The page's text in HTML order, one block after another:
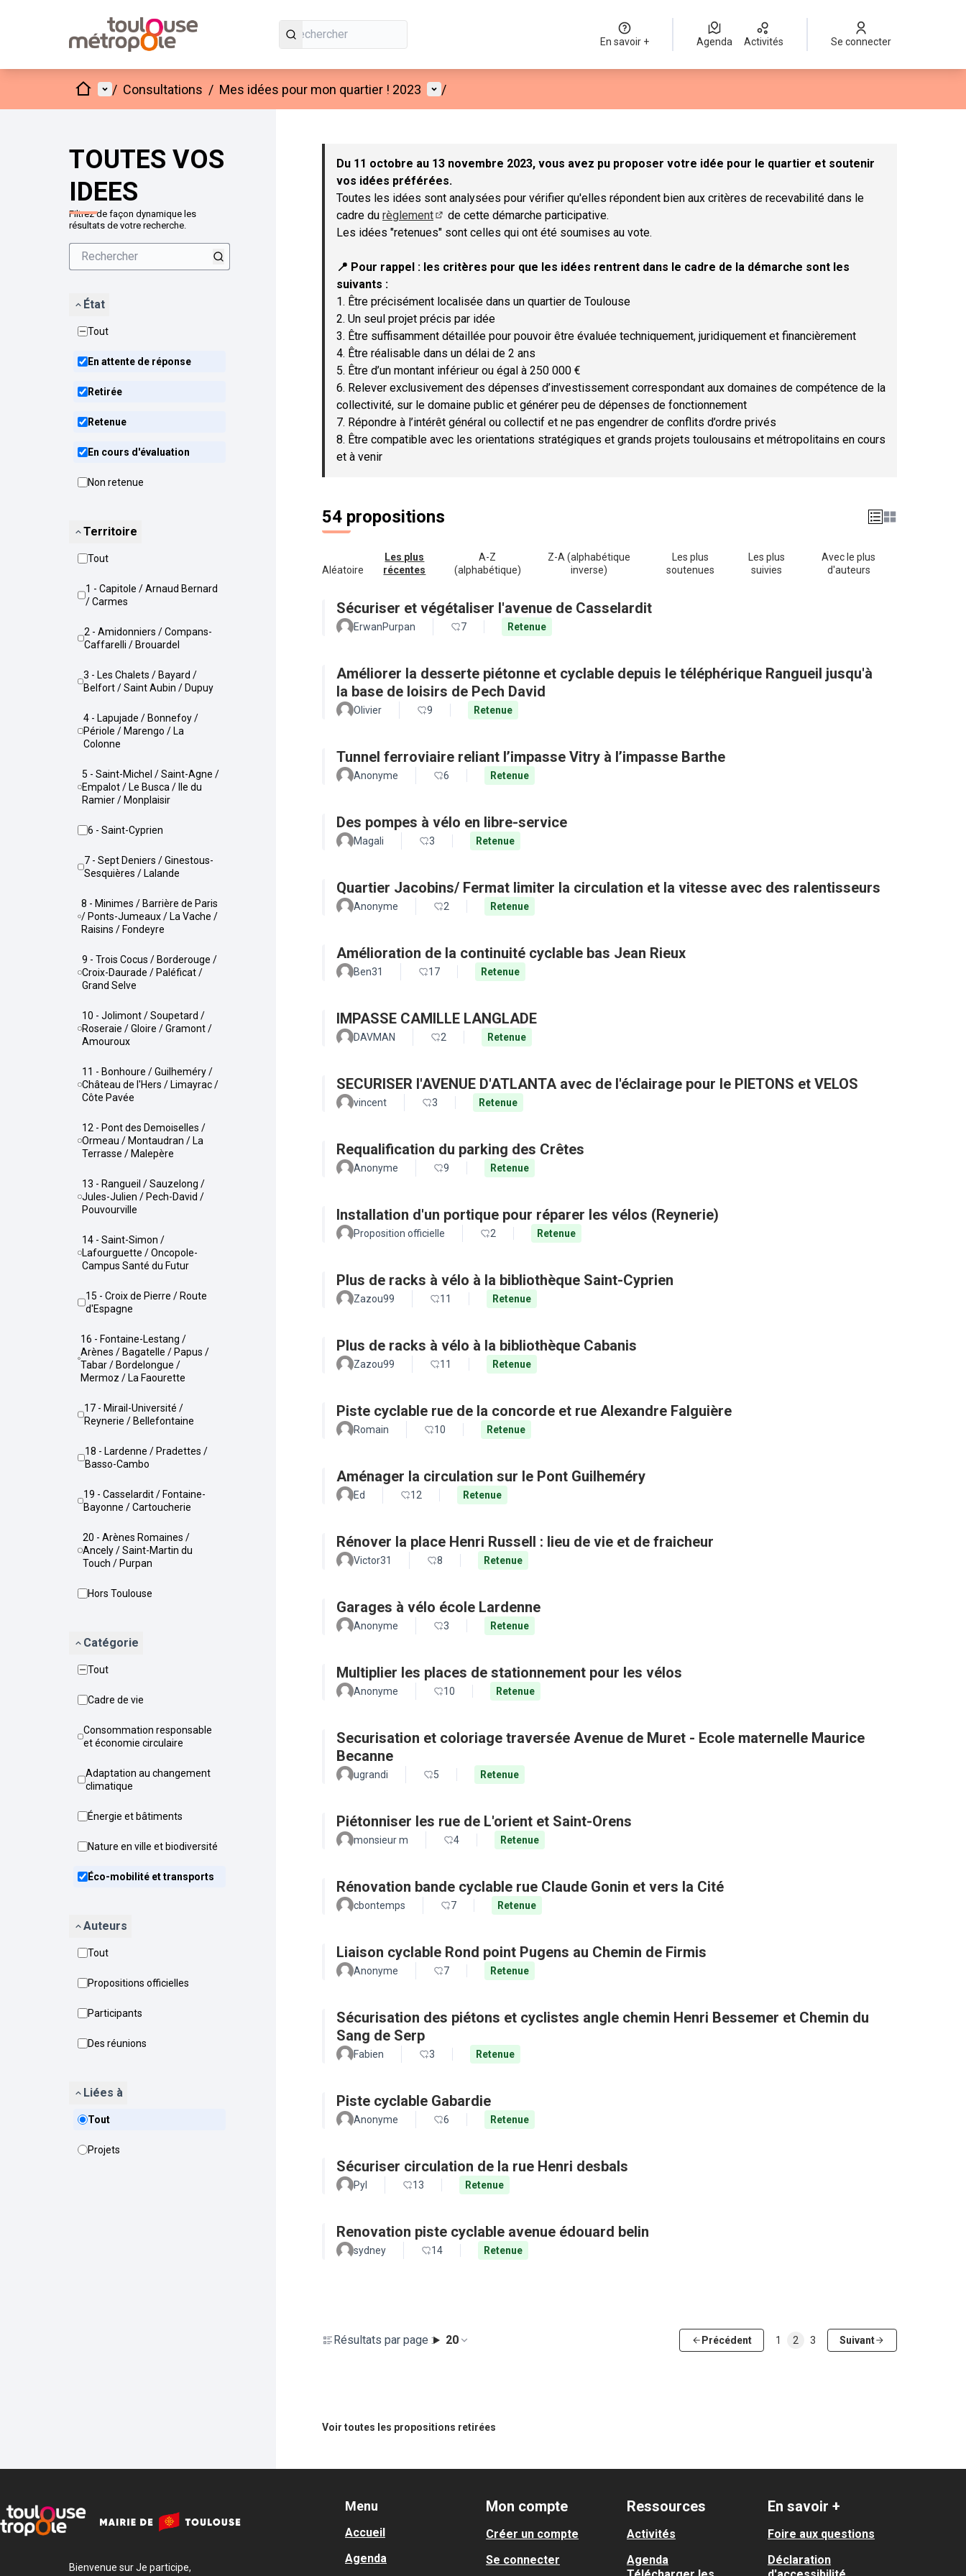
En savoir + Agenda Activités Se connecter
AccueilMenu principal
/ Consultations / Mes idées pour mon quartier ! 2023 Menu utilisateur
/
TOUTES VOS
IDEES
Filtrez de façon dynamique les
résultats de votre recherche.
État
Tout
En attente de réponse
Retirée
Retenue
En cours d'évaluation
Non retenue
Territoire
Tout
1 - Capitole / Arnaud Bernard
/ Carmes
2 - Amidonniers / Compans-
Caffarelli / Brouardel
3 - Les Chalets / Bayard /
Belfort / Saint Aubin / Dupuy
4 - Lapujade / Bonnefoy /
Périole / Marengo / La
Colonne
5 - Saint-Michel / Saint-Agne /
Empalot / Le Busca / Ile du
Ramier / Monplaisir
6 - Saint-Cyprien
7 - Sept Deniers / Ginestous-
Sesquières / Lalande
8 - Minimes / Barrière de Paris
/ Ponts-Jumeaux / La Vache /
Raisins / Fondeyre
9 - Trois Cocus / Borderouge /
Croix-Daurade / Paléficat /
Grand Selve
10 - Jolimont / Soupetard /
Roseraie / Gloire / Gramont /
Amouroux
11 - Bonhoure / Guilheméry /
Château de l'Hers / Limayrac /
Côte Pavée
12 - Pont des Demoiselles /
Ormeau / Montaudran / La
Terrasse / Malepère
13 - Rangueil / Sauzelong /
Jules-Julien / Pech-David /
Pouvourville
14 - Saint-Simon /
Lafourguette / Oncopole-
Campus Santé du Futur
15 - Croix de Pierre / Route
d'Espagne
16 - Fontaine-Lestang /
Arènes / Bagatelle / Papus /
Tabar / Bordelongue /
Mermoz / La Faourette
17 - Mirail-Université /
Reynerie / Bellefontaine
18 - Lardenne / Pradettes /
Basso-Cambo
19 - Casselardit / Fontaine-
Bayonne / Cartoucherie
20 - Arènes Romaines /
Ancely / Saint-Martin du
Touch / Purpan
Hors Toulouse
Catégorie
Tout
Cadre de vie
Consommation responsable
et économie circulaire
Adaptation au changement
climatique
Énergie et bâtiments
Nature en ville et biodiversité
Éco-mobilité et transports
Auteurs
Tout
Propositions officielles
Participants
Des réunions
Liées à
Tout
Projets
Passer la carte
Du 11 octobre au 13 novembre 2023, vous avez pu proposer votre idée pour le quartier et soutenir
vos idées préférées.
Toutes les idées sont analysées pour vérifier qu'elles répondent bien aux critères de recevabilité dans le
cadre du règlement
(Lien externe)
de cette démarche participative.
Les idées "retenues" sont celles qui ont été soumises au vote.
📍 Pour rappel : les critères pour que les idées rentrent dans le cadre de la démarche sont les
suivants :
1. Être précisément localisée dans un quartier de Toulouse
2. Un seul projet précis par idée
3. Être suffisamment détaillée pour pouvoir être évaluée techniquement, juridiquement et financièrement
4. Être réalisable dans un délai de 2 ans
5. Être d’un montant inférieur ou égal à 250 000 €
6. Relever exclusivement des dépenses d’investissement correspondant aux domaines de compétence de la
collectivité, sur le domaine public et générer peu de dépenses de fonctionnement
7. Répondre à l’intérêt général ou collectif et ne pas engendrer de conflits d’ordre privés
8. Être compatible avec les orientations stratégiques et grands projets toulousains et métropolitains en cours
et à venir
54 propositions
Aléatoire
Les plus
récentes
A-Z
(alphabétique)
Z-A (alphabétique
inverse)
Les plus
soutenues
Les plus
suivies
Avec le plus
d'auteurs
Sécuriser et végétaliser l'avenue de Casselardit
ErwanPurpan 7 Retenue
Améliorer la desserte piétonne et cyclable depuis le téléphérique Rangueil jusqu'à
la base de loisirs de Pech David
Olivier 9 Retenue
Tunnel ferroviaire reliant l’impasse Vitry à l’impasse Barthe
Anonyme 6 Retenue
Des pompes à vélo en libre-service
Magali 3 Retenue
Quartier Jacobins/ Fermat limiter la circulation et la vitesse avec des ralentisseurs
Anonyme 2 Retenue
Amélioration de la continuité cyclable bas Jean Rieux
Ben31 17 Retenue
IMPASSE CAMILLE LANGLADE
DAVMAN 2 Retenue
SECURISER l'AVENUE D'ATLANTA avec de l'éclairage pour le PIETONS et VELOS
vincent 3 Retenue
Requalification du parking des Crêtes
Anonyme 9 Retenue
Installation d'un portique pour réparer les vélos (Reynerie)
Proposition officielle 2 Retenue
Plus de racks à vélo à la bibliothèque Saint-Cyprien
Zazou99 11 Retenue
Plus de racks à vélo à la bibliothèque Cabanis
Zazou99 11 Retenue
Piste cyclable rue de la concorde et rue Alexandre Falguière
Romain 10 Retenue
Aménager la circulation sur le Pont Guilheméry
Ed 12 Retenue
Rénover la place Henri Russell : lieu de vie et de fraicheur
Victor31 8 Retenue
Garages à vélo école Lardenne
Anonyme 3 Retenue
Multiplier les places de stationnement pour les vélos
Anonyme 10 Retenue
Securisation et coloriage traversée Avenue de Muret - Ecole maternelle Maurice
Becanne
ugrandi 5 Retenue
Piétonniser les rue de L'orient et Saint-Orens
monsieur m 4 Retenue
Rénovation bande cyclable rue Claude Gonin et vers la Cité
cbontemps 7 Retenue
Liaison cyclable Rond point Pugens au Chemin de Firmis
Anonyme 7 Retenue
Sécurisation des piétons et cyclistes angle chemin Henri Bessemer et Chemin du
Sang de Serp
Fabien 3 Retenue
Piste cyclable Gabardie
Anonyme 6 Retenue
Sécuriser circulation de la rue Henri desbals
Pyl 13 Retenue
Renovation piste cyclable avenue édouard belin
sydney 14 Retenue
Résultats par page : 20 Précédent 1 2 3 Suivant
Voir toutes les propositions retirées
Bienvenue sur Je participe,
Menu
Accueil
Agenda
Mon compte
Créer un compte
Se connecter
Ressources
Activités
Agenda
En savoir +
Foire aux questions
Déclaration